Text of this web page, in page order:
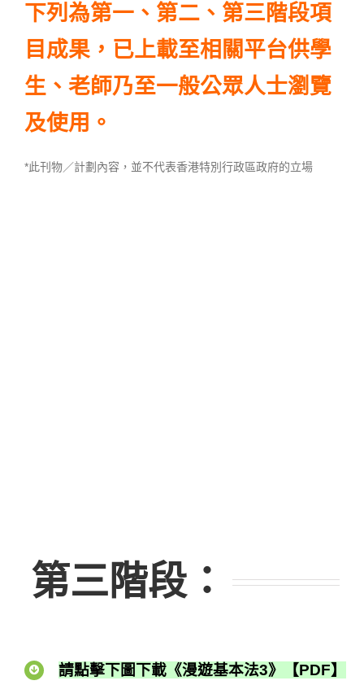
下列為第一、第二、第三階段項
目成果，已上載至相關平台供學
生、老師乃至一般公眾人士瀏覽
及使用。
*此刊物／計劃內容，並不代表香港特別行政區政府的立場
第三階段：
請點擊下圖下載《漫遊基本法3》【PDF】